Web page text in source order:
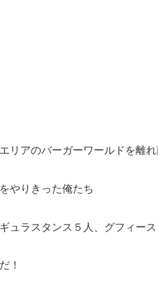
リアのバーガーワールドを離
やりきった俺たち
ュラスタンス５人、グフィー
！